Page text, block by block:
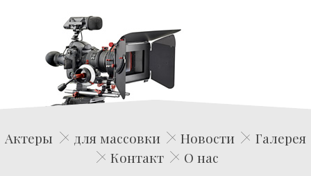
Edwin Film Agencja Aktorska
Актеры для массовки Новости
Галерея
Контакт
О нас